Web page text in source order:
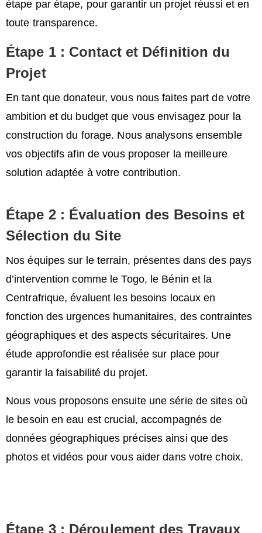
étape par étape, pour garantir un projet réussi et en
toute transparence.
Étape 1 : Contact et Définition du
Projet
En tant que donateur, vous nous faites part de votre
ambition et du budget que vous envisagez pour la
construction du forage. Nous analysons ensemble
vos objectifs afin de vous proposer la meilleure
solution adaptée à votre contribution.
Étape 2 : Évaluation des Besoins et
Sélection du Site
Nos équipes sur le terrain, présentes dans des pays
d’intervention comme le Togo, le Bénin et la
Centrafrique, évaluent les besoins locaux en
fonction des urgences humanitaires, des contraintes
géographiques et des aspects sécuritaires. Une
étude approfondie est réalisée sur place pour
garantir la faisabilité du projet.
Nous vous proposons ensuite une série de sites où
le besoin en eau est crucial, accompagnés de
données géographiques précises ainsi que des
photos et vidéos pour vous aider dans votre choix.
Étape 3 : Déroulement des Travaux